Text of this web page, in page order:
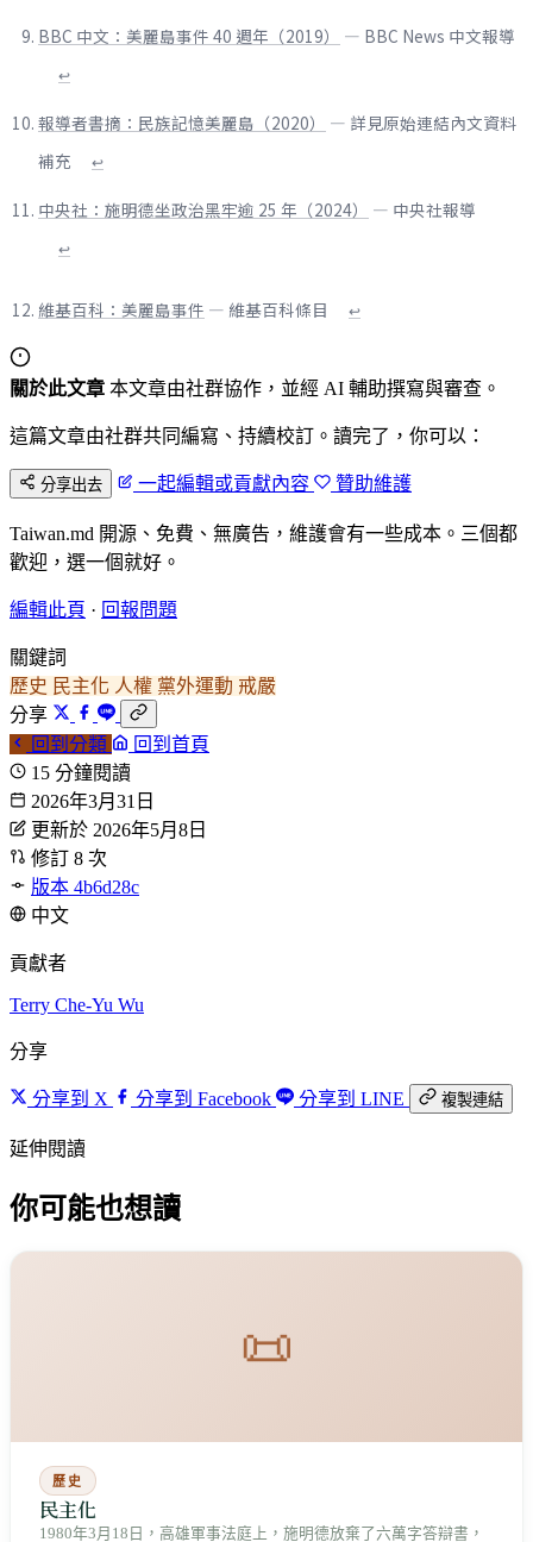
BBC 中文：美麗島事件 40 週年（2019） — BBC News 中文報導
↩
報導者書摘：民族記憶美麗島（2020）
— 詳見原始連結內文資料
補充
↩
中央社：施明德坐政治黑牢逾 25 年（2024） — 中央社報導
↩
維基百科：美麗島事件 — 維基百科條目 ↩
關於此文章 本文章由社群協作，並經 AI 輔助撰寫與審查。
這篇文章由社群共同編寫、持續校訂。讀完了，你可以：
分享出去 一起編輯或貢獻內容 贊助維護
Taiwan.md 開源、免費、無廣告，維護會有一些成本。三個都
歡迎，選一個就好。
編輯此頁 · 回報問題
關鍵詞
歷史 民主化 人權 黨外運動 戒嚴
分享
回到分類
回到首頁
15 分鐘閱讀
2026年3月31日
更新於 2026年5月8日
修訂 8 次
版本 4b6d28c
中文
貢獻者
Terry Che-Yu Wu
分享
分享到 X 分享到 Facebook 分享到 LINE 複製連結
延伸閱讀
你可能也想讀
📜
歷史
民主化
1980年3月18日，高雄軍事法庭上，施明德放棄了六萬字答辯書，